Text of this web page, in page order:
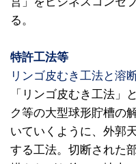
る。
特許工法等
リンゴ皮むき工法と溶
「リンゴ皮むき工法」
ク等の大型球形貯槽の
いていくように、外郭
する工法。切断された